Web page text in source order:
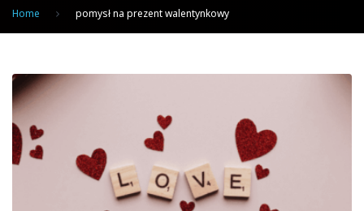
Home pomysł na prezent walentynkowy
Tag:
pomysł
na
prezent
walentynkowy